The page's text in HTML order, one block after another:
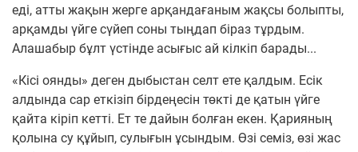
еді, атты жақын жерге арқандағаным жақсы болыпты,
арқамды үйге сүйеп соны тыңдап біраз тұрдым.
Алашабыр бұлт үстінде асығыс ай кілкіп барады...
«Кісі оянды» деген дыбыстан селт ете қалдым. Есік
алдында сар еткізіп бірдеңесін төкті де қатын үйге
қайта кіріп кетті. Ет те дайын болған екен. Қарияның
қолына су құйып, сулығын ұсындым. Өзі семіз, өзі жас